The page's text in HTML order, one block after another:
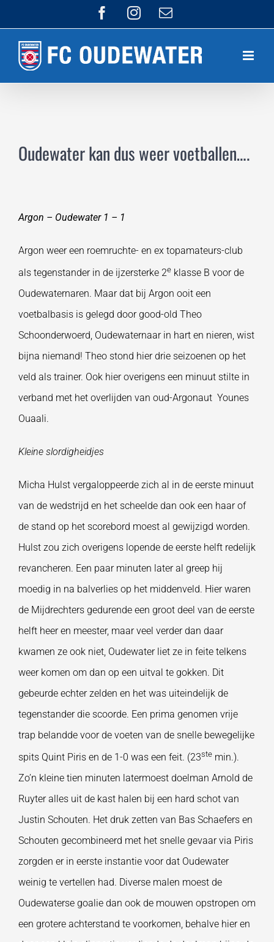
naar
inhoud
FacebookInstagram
E-
mail
Oudewater kan dus weer voetballen….
Argon – Oudewater 1 – 1
Argon weer een roemruchte- en ex topamateurs-club
als tegenstander in de ijzersterke 2e klasse B voor de
Oudewaternaren. Maar dat bij Argon ooit een
voetbalbasis is gelegd door good-old Theo
Schoonderwoerd, Oudewaternaar in hart en nieren, wist
bijna niemand! Theo stond hier drie seizoenen op het
veld als trainer. Ook hier overigens een minuut stilte in
verband met het overlijden van oud-Argonaut Younes
Ouaali.
Kleine slordigheidjes
Micha Hulst vergaloppeerde zich al in de eerste minuut
van de wedstrijd en het scheelde dan ook een haar of
de stand op het scorebord moest al gewijzigd worden.
Hulst zou zich overigens lopende de eerste helft redelijk
revancheren. Een paar minuten later al greep hij
moedig in na balverlies op het middenveld. Hier waren
de Mijdrechters gedurende een groot deel van de eerste
helft heer en meester, maar veel verder dan daar
kwamen ze ook niet, Oudewater liet ze in feite telkens
weer komen om dan op een uitval te gokken. Dit
gebeurde echter zelden en het was uiteindelijk de
tegenstander die scoorde. Een prima genomen vrije
trap belandde voor de voeten van de snelle bewegelijke
spits Quint Piris en de 1-0 was een feit. (23ste min.).
Zo’n kleine tien minuten latermoest doelman Arnold de
Ruyter alles uit de kast halen bij een hard schot van
Justin Schouten. Het druk zetten van Bas Schaefers en
Schouten gecombineerd met het snelle gevaar via Piris
zorgden er in eerste instantie voor dat Oudewater
weinig te vertellen had. Diverse malen moest de
Oudewaterse goalie dan ook de mouwen opstropen om
een grotere achterstand te voorkomen, behalve hier en